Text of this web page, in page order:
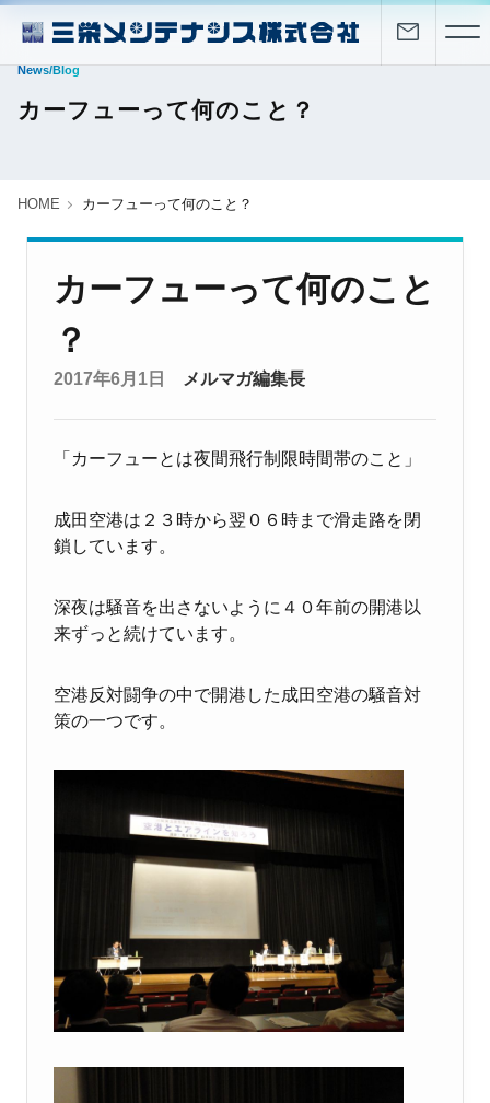
News/Blog
カーフューって何のこと？
HOME カーフューって何のこと？
カーフューって何のこと
？
2017年6月1日 メルマガ編集長
「カーフューとは夜間飛行制限時間帯のこと」
成田空港は２３時から翌０６時まで滑走路を閉
鎖しています。
深夜は騒音を出さないように４０年前の開港以
来ずっと続けています。
空港反対闘争の中で開港した成田空港の騒音対
策の一つです。